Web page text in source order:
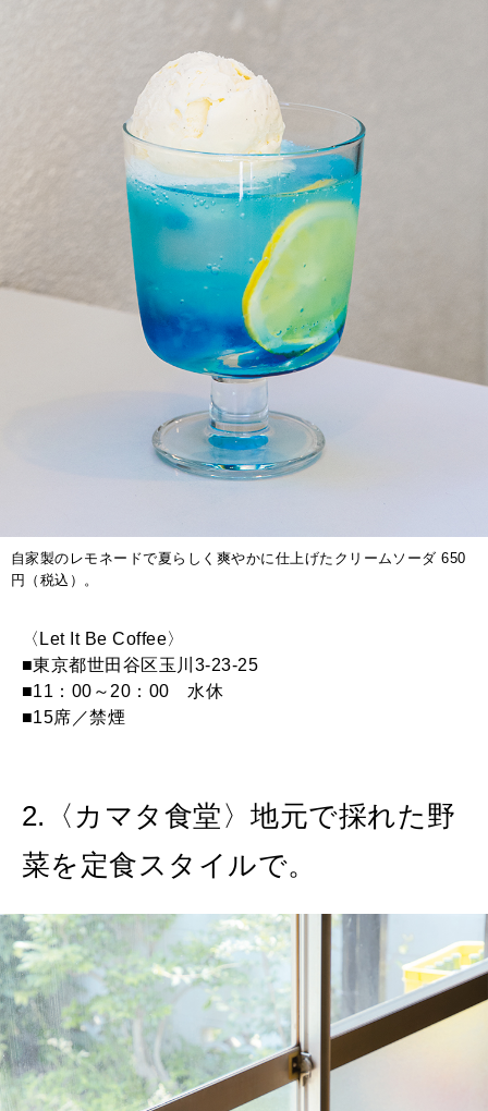
自家製のレモネードで夏らしく爽やかに仕上げたクリームソーダ 650
円（税込）。
〈Let It Be Coffee〉
■東京都世田谷区玉川3-23-25
■11：00～20：00 水休
■15席／禁煙
2.〈カマタ食堂〉地元で採れた野
菜を定食スタイルで。